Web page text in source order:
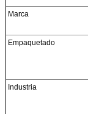
Marca
Empaquetado
Industria